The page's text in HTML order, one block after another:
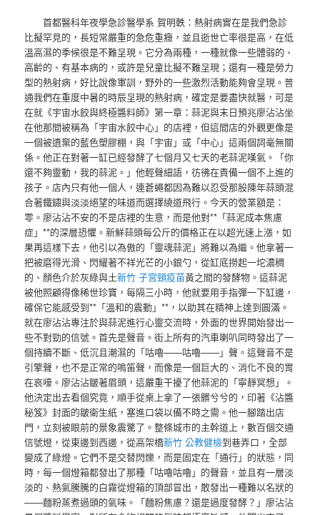
首都醫科年夜學急診醫學系 賀明軼：熱射病實在是我們急診
比擬罕見的，長短常嚴重的急危重癥，並且逝世亡率很是高，在低
溫高濕的季候很是不難呈現。它分為兩種，一種就像一些體弱的、
高齡的、有基本病的，或許是兒童比擬不難呈現；還有一種是勞力
型的熱射病，好比說像軍訓，野外的一些激烈活動能夠會呈現。普
通我們在重度中暑的時辰呈現的熱射病，確定是要盡快就醫，可是
在就《宇宙水餃與終極醬料師》第一章：蒜泥與末日預兆廖沾沾坐
在他那間被稱為「宇宙水餃中心」的店裡，但這間店的外觀更像是
一個被遺棄的藍色塑膠棚，與「宇宙」或「中心」這兩個詞毫無關
係。他正在對著一缸已經發酵了七個月又七天的老蒜泥嘆氣。「你
還不夠靈動，我的蒜泥。」他輕聲細語，彷彿在責備一個不上進的
孩子。店內只有他一個人，連蒼蠅都因為難以忍受那股陳年蒜頭混
合著鐵鏽與淡淡絕望的味道而選擇繞道飛行。今天的營業額是：
零。廖沾沾不安的不是店裡的生意，而是他對**「蒜泥成本焦慮
症」**的深層恐懼。新鮮蒜頭每公斤的價格正在以超光速上漲，如
果再這樣下去，他引以為傲的「靈魂蒜泥」將難以為繼。他拿著一
把被磨得光滑、閃耀著不祥光芒的小銀勺，從缸底撈起一坨濃稠
的、顏色介於灰綠與土新竹 子宮頸疫苗黃之間的發酵物。這蒜泥
被他照顧得像稀世珍寶，每隔三小時，他就要用手指彈一下缸邊，
確保它能感受到**「溫和的震動」**，以助其在精神上達到圓滿。
就在廖沾沾專注於與蒜泥進行心靈交流時，外面的世界開始發出一
些不對勁的信號。首先是聲音。街上所有的汽車喇叭同時發出了一
個持續不斷、低沉且潮濕的「咕嚕——咕嚕——」聲。這聲音不是
引擎聲，也不是正常的鳴笛聲，而像是一個巨大的、消化不良的胃
在哀嚎。廖沾沾皺著眉頭，這嚴重干擾了他蒜泥的「寧靜冥想」。
他決定出去看個究竟，順手從桌上拿了一張髒兮兮的，印著《沾醬
秘笈》封面的皺衛生紙，塞進口袋以備不時之需。他一腳踏出店
門，立刻被眼前的景象震驚了。整條城市的主幹道上，數百個交通
信號燈，從東邊到西邊，從高架橋新竹 公教健檢到巷弄口，全部
變成了綠燈。它們不是交替閃爍，而是固定在「通行」的狀態，同
時，每一個燈箱都發出了那種「咕嚕咕嚕」的聲音，並且有一層淡
淡的、熱氣騰騰的白霧從燈箱的頂部冒出，散發出一種難以名狀的
——麵粉蒸煮過頭的氣味。「麵粉焦慮？還是過度發酵？」廖沾沾